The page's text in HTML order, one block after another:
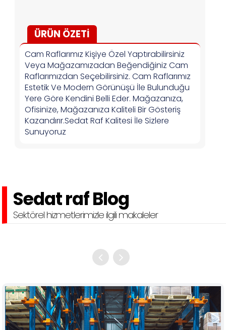
ÜRÜN ÖZETİ
Cam Raflarımız Kişiye Özel Yaptırabilirsiniz
Veya Mağazamızadan Beğendiğiniz Cam
Raflarımızdan Seçebilirsiniz. Cam Raflarımız
Estetik Ve Modern Görünüşü İle Bulunduğu
Yere Göre Kendini Belli Eder. Mağazanıza,
Ofisinize, Mağazanıza Kaliteli Bir Gösteriş
Kazandırır.Sedat Raf Kalitesi İle Sizlere
Sunuyoruz
Sedat raf Blog
Sektörel hizmetlerimizle ilgili makaleler